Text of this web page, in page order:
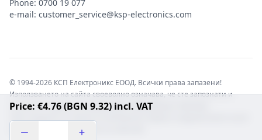
Price: €4.76 (BGN 9.32) incl. VAT
Phone: 0700 19 077
e-mail: customer_service@ksp-electronics.com
© 1994-2026 КСП Електроникс ЕООД. Всички права запазени!
Използването на сайта своеволно означава, че сте запознати и
съгласни с правната информация обвързваща софтуера.
отговорност с цялата сила на закона!b